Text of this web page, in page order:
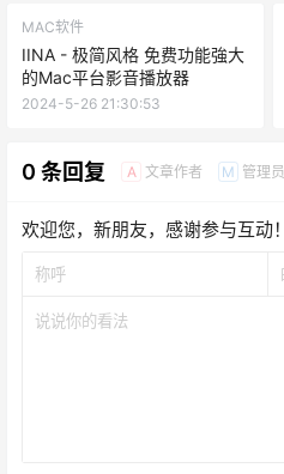
MAC软件
IINA - 极简风格 免费功能強大
的Mac平台影音播放器
2024-5-26 21:30:53
0 条回复 A 文章作者 M 管理员
欢迎您，新朋友，感谢参与互动！